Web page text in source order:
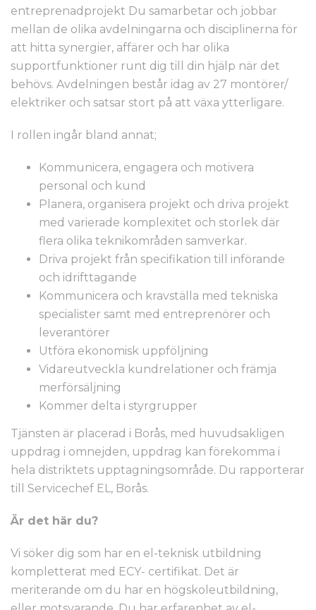
entreprenadprojekt Du samarbetar och jobbar
mellan de olika avdelningarna och disciplinerna för
att hitta synergier, affärer och har olika
supportfunktioner runt dig till din hjälp när det
behövs. Avdelningen består idag av 27 montörer/
elektriker och satsar stort på att växa ytterligare.
I rollen ingår bland annat;
Kommunicera, engagera och motivera
personal och kund
Planera, organisera projekt och driva projekt
med varierade komplexitet och storlek där
flera olika teknikområden samverkar.
Driva projekt från specifikation till införande
och idrifttagande
Kommunicera och kravställa med tekniska
specialister samt med entreprenörer och
leverantörer
Utföra ekonomisk uppföljning
Vidareutveckla kundrelationer och främja
merförsäljning
Kommer delta i styrgrupper
Tjänsten är placerad i Borås, med huvudsakligen
uppdrag i omnejden, uppdrag kan förekomma i
hela distriktets upptagningsområde. Du rapporterar
till Servicechef EL, Borås.
Är det här du?
Vi söker dig som har en el-teknisk utbildning
kompletterat med ECY- certifikat. Det är
meriterande om du har en högskoleutbildning,